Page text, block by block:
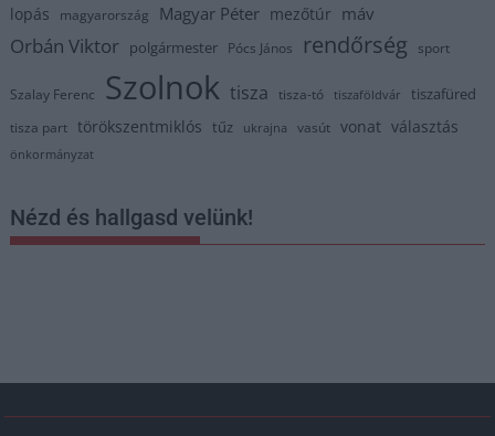
lopás magyarország Magyar Péter mezőtúr máv
Orbán Viktor polgármester Pócs János rendőrség sport
Szalay Ferenc Szolnok tisza tisza-tó tiszaföldvár tiszafüred
tisza part törökszentmiklós tűz ukrajna vasút vonat választás
önkormányzat
Nézd és hallgasd velünk!